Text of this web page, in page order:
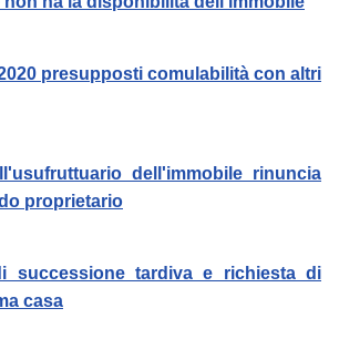
presupposti comulabilità con altri
dell'immobile rinuncia
proprietario
successione tardiva e richiesta di
casa